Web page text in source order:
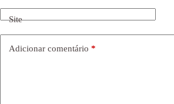
Site
Adicionar comentário *